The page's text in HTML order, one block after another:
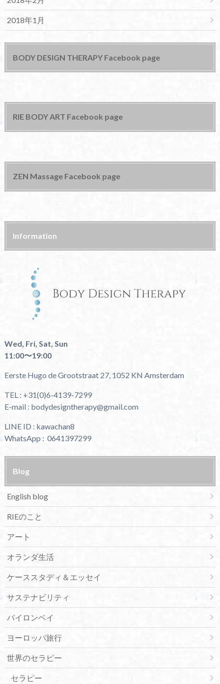
2018年1月
BODY DESIGN THERAPY Facebook page
RIE BODY ART Facebook page
ZEN Massage Facebook page
Information
Wed, Fri, Sat, Sun
11:00〜19:00
Eerste Hugo de Grootstraat 27, 1052 KN Amsterdam
TEL : +31(0)6-4139-7299
E-mail : bodydesigntherapy@gmail.com
LINE ID : kawachan8
WhatsApp : 0641397299
Blog
English blog
RIEのこと
アート
オランダ生活
ケーススタディ＆エッセイ
サステナビリティ
バイロンベイ
ヨーロッパ旅行
世界のセラピー
セラピー